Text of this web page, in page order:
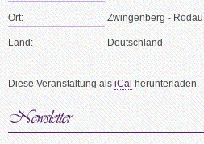
Ort: Zwingenberg - Rodau
Land: Deutschland
Diese Veranstaltung alsiCalherunterladen.